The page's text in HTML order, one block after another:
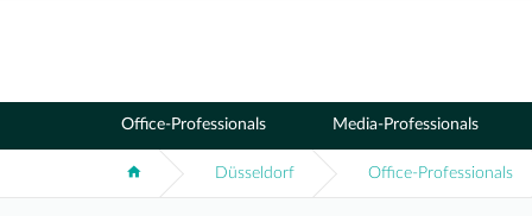
Office-Professionals Media-Professionals
Düsseldorf Office-Professionals